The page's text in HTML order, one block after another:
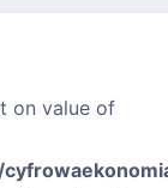
on value of